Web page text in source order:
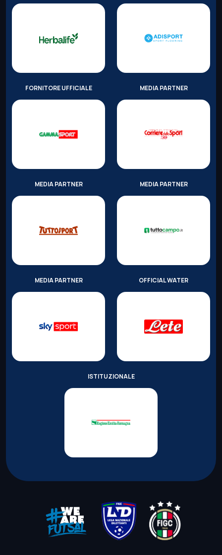
FORNITORE UFFICIALE MEDIA PARTNER
MEDIA PARTNER MEDIA PARTNER
MEDIA PARTNER OFFICIAL WATER
ISTITUZIONALE